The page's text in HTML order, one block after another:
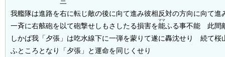
我艦隊は進路を右に転じ敵の後に向て進み彼相反対の方向に向て
一斉に右舷砲を以て砲撃せしもさしたる損害を能
ママ
ふる事不能 此間
しかば我「夕張」は吃水線下に一弾を蒙りて遂に轟沈せり 続て桜
ふところとなり「夕張」と運命を同じくせり